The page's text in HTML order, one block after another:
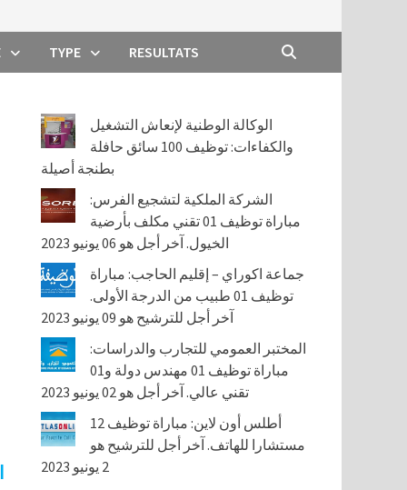
TYPE RESULTATS
الوكالة الوطنية لإنعاش التشغيل
والكفاءات: توظيف 100 سائق حافلة
بطنجة أصيلة
الشركة الملكية لتشجيع الفرس:
مباراة توظيف 01 تقني مكلف بأرضية
الخيول. آخر أجل هو 06 يونيو 2023
جماعة اكوراي – إقليم الحاجب: مباراة
توظيف 01 طبيب من الدرجة الأولى.
آخر أجل للترشيح هو 09 يونيو 2023
المختبر العمومي للتجارب والدراسات:
مباراة توظيف 01 مهندس دولة و01
تقني عالي. آخر أجل هو 02 يونيو 2023
أطلس أون لاين: مباراة توظيف 12
مستشارا للهاتف. آخر أجل للترشيح هو
2 يونيو 2023